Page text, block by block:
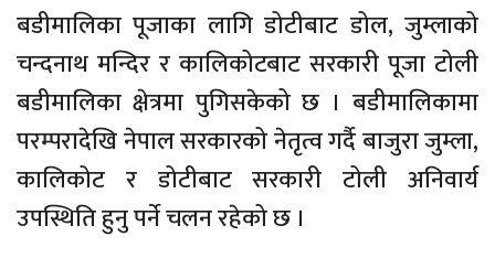
बडीमालिका पूजाका लागि डोटीबाट डोल, जुम्लाको
चन्दनाथ मन्दिर र कालिकोटबाट सरकारी पूजा टोली
बडीमालिका क्षेत्रमा पुगिसकेको छ । बडीमालिकामा
परम्परादेखि नेपाल सरकारको नेतृत्व गर्दै बाजुरा जुम्ला,
कालिकोट र डोटीबाट सरकारी टोली अनिवार्य
उपस्थिति हुनु पर्ने चलन रहेको छ ।